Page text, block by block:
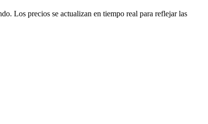
Los precios se actualizan en tiempo real para reflejar las